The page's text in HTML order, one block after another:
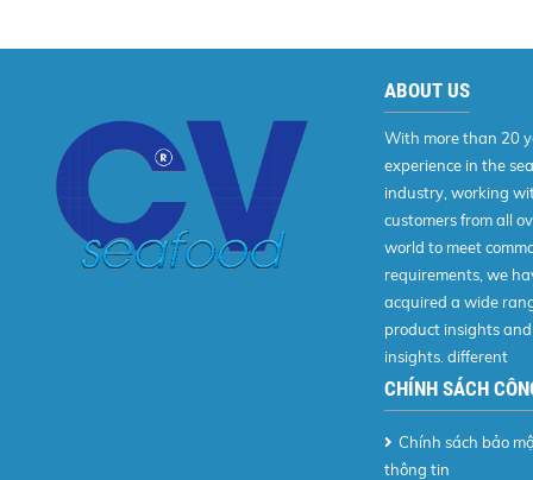
ABOUT US
With more than 20
experience in the
industry, working
customers from all
world to meet
requirements, we
acquired a wide
product insights and
insights. different
CHÍNH SÁCH
Chính sách bảo
thông tin